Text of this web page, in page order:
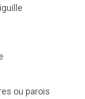
ou parois